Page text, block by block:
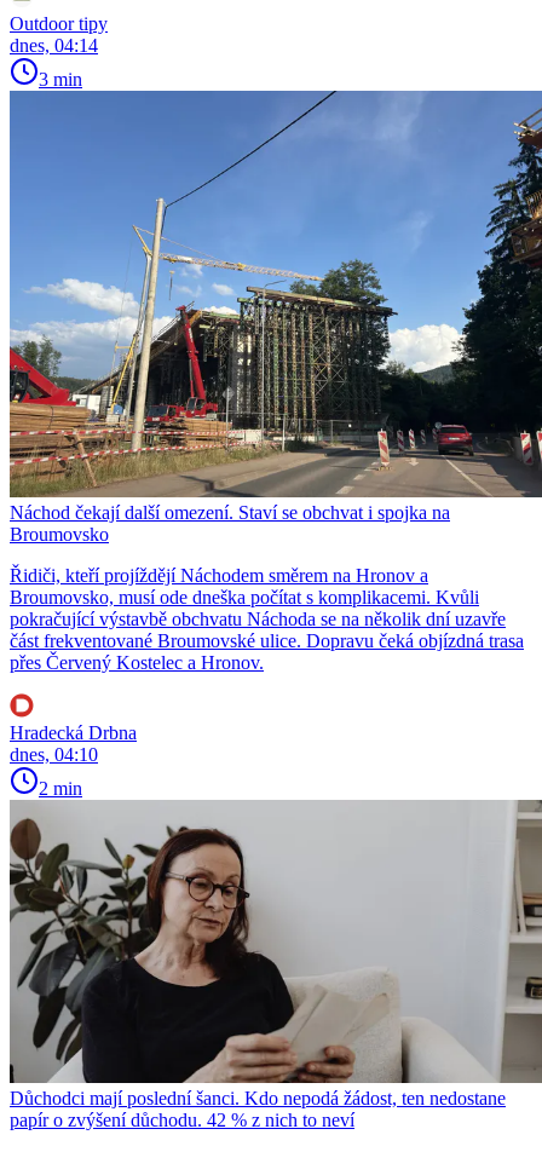
Outdoor tipy
dnes, 04:14
3 min
Náchod čekají další omezení. Staví se obchvat i spojka na
Broumovsko
Řidiči, kteří projíždějí Náchodem směrem na Hronov a
Broumovsko, musí ode dneška počítat s komplikacemi. Kvůli
pokračující výstavbě obchvatu Náchoda se na několik dní uzavře
část frekventované Broumovské ulice. Dopravu čeká objízdná trasa
přes Červený Kostelec a Hronov.
Hradecká Drbna
dnes, 04:10
2 min
Důchodci mají poslední šanci. Kdo nepodá žádost, ten nedostane
papír o zvýšení důchodu. 42 % z nich to neví